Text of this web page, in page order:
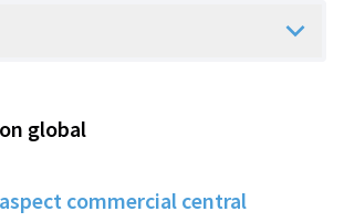
global
commercial central